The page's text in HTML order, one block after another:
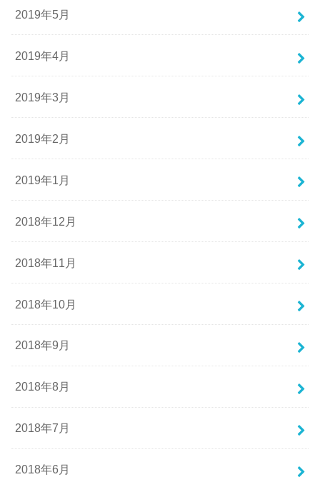
2019年5月
2019年4月
2019年3月
2019年2月
2019年1月
2018年12月
2018年11月
2018年10月
2018年9月
2018年8月
2018年7月
2018年6月